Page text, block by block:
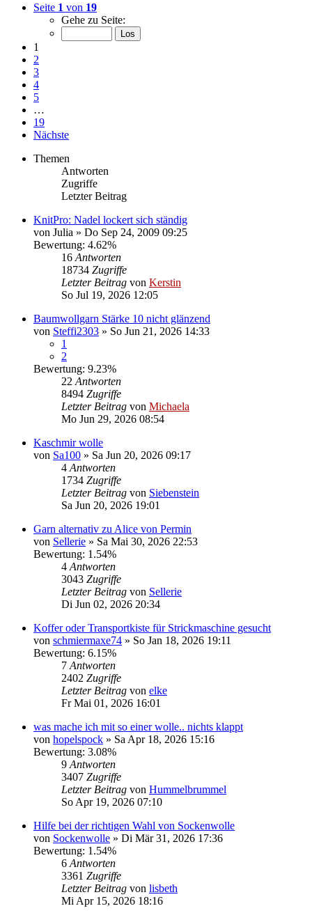
Seite 1 von 19
Gehe zu Seite:
1
2
3
4
5
…
19
Nächste
Themen
Antworten
Zugriffe
Letzter Beitrag
KnitPro: Nadel lockert sich ständig
von Julia » Do Sep 24, 2009 09:25
Bewertung: 4.62%
16 Antworten
18734 Zugriffe
Letzter Beitrag von Kerstin
So Jul 19, 2026 12:05
Baumwollgarn Stärke 10 nicht glänzend
von Steffi2303 » So Jun 21, 2026 14:33
1
2
Bewertung: 9.23%
22 Antworten
8494 Zugriffe
Letzter Beitrag von Michaela
Mo Jun 29, 2026 08:54
Kaschmir wolle
von Sa100 » Sa Jun 20, 2026 09:17
4 Antworten
1734 Zugriffe
Letzter Beitrag von Siebenstein
Sa Jun 20, 2026 19:01
Garn alternativ zu Alice von Permin
von Sellerie » Sa Mai 30, 2026 22:53
Bewertung: 1.54%
4 Antworten
3043 Zugriffe
Letzter Beitrag von Sellerie
Di Jun 02, 2026 20:34
Koffer oder Transportkiste für Strickmaschine gesucht
von schmiermaxe74 » So Jan 18, 2026 19:11
Bewertung: 6.15%
7 Antworten
2402 Zugriffe
Letzter Beitrag von elke
Fr Mai 01, 2026 16:01
was mache ich mit so einer wolle.. nichts klappt
von hopelspock » Sa Apr 18, 2026 15:16
Bewertung: 3.08%
9 Antworten
3407 Zugriffe
Letzter Beitrag von Hummelbrummel
So Apr 19, 2026 07:10
Hilfe bei der richtigen Wahl von Sockenwolle
von Sockenwolle » Di Mär 31, 2026 17:36
Bewertung: 1.54%
6 Antworten
3361 Zugriffe
Letzter Beitrag von lisbeth
Mi Apr 15, 2026 18:16